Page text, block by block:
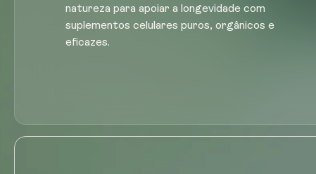
natureza para apoiar a longevidade com
suplementos celulares puros, orgânicos e
eficazes.